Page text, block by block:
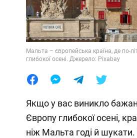
Мальта – європейська країна, де по-
глибокої осені. Джерело: Pixabay
Якщо у вас виникло
Європу глибокої осені,
ніж Мальта годі й